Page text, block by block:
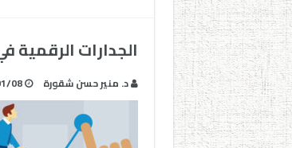
الجدارات الرقمية
د. منير حسن شقورة 08